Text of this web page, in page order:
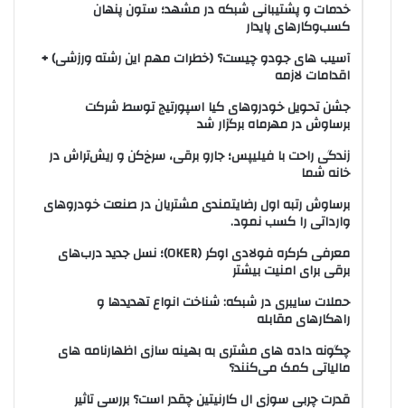
خدمات و پشتیبانی شبکه در مشهد؛ ستون پنهان
کسب‌وکارهای پایدار
آسیب های جودو چیست؟ (خطرات مهم این رشته ورزشی) +
اقدامات لازمه
جشن تحویل خودروهای کیا اسپورتیج توسط شرکت
برساوش در مهرماه برگزار شد
زندگی راحت با فیلیپس؛ جارو برقی، سرخ‌کن و ریش‌تراش در
خانه شما
برساوش رتبه اول رضایتمندی مشتریان در صنعت خودروهای
وارداتی را کسب نمود.
معرفی کرکره فولادی اوکر (OKER)؛ نسل جدید درب‌های
برقی برای امنیت بیشتر
حملات سایبری در شبکه: شناخت انواع تهدیدها و
راهکارهای مقابله
چگونه داده های مشتری به بهینه سازی اظهارنامه های
مالیاتی کمک می‌کنند؟
قدرت چربی سوزی ال کارنیتین چقدر است؟ بررسی تاثیر